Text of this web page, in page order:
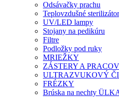
Odsávačky prachu
Teplovzdušné
UV/LED lampy
Stojany na pedikúru
Filtre
Podložky pod ruky
MRIEŽKY
ZÁSTERY A
ULTRAZVUKOVÝ
FRÉZKY
Brúska na nechty